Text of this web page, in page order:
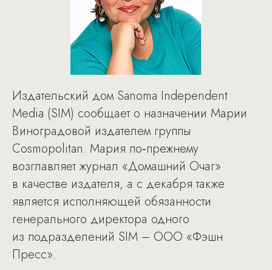
Издательский дом Sanoma Independent
Media (SIM) сообщает о назначении Марии
Виноградовой издателем группы
Cosmopolitan. Мария по‑прежнему
возглавляет журнал «Домашний Очаг»
в качестве издателя, а с декабря также
является исполняющей обязанности
генерального директора одного
из подразделений SIM – ООО «Фэшн
Пресс».